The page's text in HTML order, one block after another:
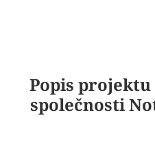
Popis
společnosti